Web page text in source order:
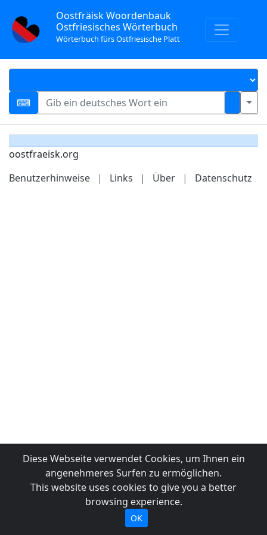
Oostfräisk Woordenbauk
Ostfriesisches Wörterbuch
Wörterbuch fürs Ostfriesische Platt
oostfraeisk.org
Benutzerhinweise
| Links | Über | Datenschutz
Diese Webseite verwendet Cookies, um Ihnen ein
angenehmeres Surfen zu ermöglichen.
This website uses cookies to give you a better
browsing experience.
OK